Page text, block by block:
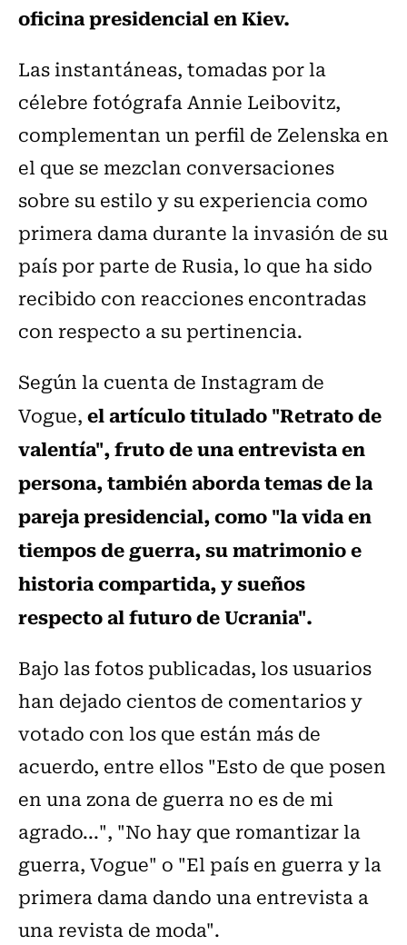
oficina presidencial en Kiev.
Las instantáneas, tomadas por la
célebre fotógrafa Annie Leibovitz,
complementan un perfil de Zelenska en
el que se mezclan conversaciones
sobre su estilo y su experiencia como
primera dama durante la invasión de su
país por parte de Rusia, lo que ha sido
recibido con reacciones encontradas
con respecto a su pertinencia.
Según la cuenta de Instagram de
Vogue,el artículo titulado "Retrato de
valentía", fruto de una entrevista en
persona, también aborda temas de la
pareja presidencial, como "la vida en
tiempos de guerra, su matrimonio e
historia compartida, y sueños
respecto al futuro de Ucrania".
Bajo las fotos publicadas, los usuarios
han dejado cientos de comentarios y
votado con los que están más de
acuerdo, entre ellos "Esto de que posen
en una zona de guerra no es de mi
agrado...", "No hay que romantizar la
guerra, Vogue" o "El país en guerra y la
primera dama dando una entrevista a
una revista de moda".